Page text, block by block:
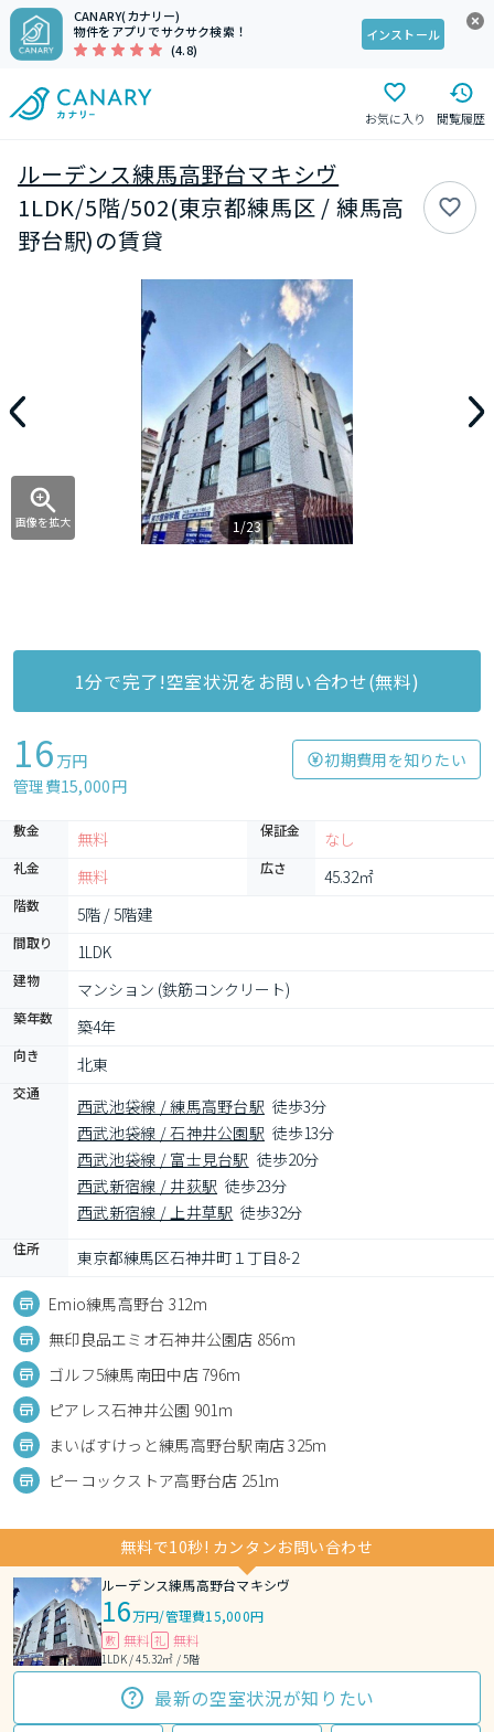
CANARY(カナリー)
物件をアプリでサクサク検索！
(4.8)
インストール
お気に入り 閲覧履歴
ルーデンス練馬高野台マキシヴ
1LDK/5階/502(東京都練馬区 / 練馬高
野台駅)の賃貸
画像を拡大 1/23
1分で完了!空室状況をお問い合わせ(無料)
16 万円
管理費15,000円
初期費用を知りたい
敷金 無料 保証金 なし
礼金 無料 広さ 45.32㎡
階数 5階 / 5階建
間取り 1LDK
建物 マンション (鉄筋コンクリート)
築年数 築4年
向き 北東
交通
西武池袋線 / 練馬高野台駅 徒歩3分
西武池袋線 / 石神井公園駅 徒歩13分
西武池袋線 / 富士見台駅 徒歩20分
西武新宿線 / 井荻駅 徒歩23分
西武新宿線 / 上井草駅 徒歩32分
住所 東京都練馬区石神井町１丁目8-2
Emio練馬高野台 312m
無印良品エミオ石神井公園店 856m
ゴルフ5練馬南田中店 796m
ピアレス石神井公園 901m
まいばすけっと練馬高野台駅南店 325m
ピーコックストア高野台店 251m
無料で10秒! カンタンお問い合わせ
ルーデンス練馬高野台マキシヴ
16万円/管理費15,000円
敷 無料 礼 無料
1LDK / 45.32㎡ / 5階
最新の空室状況が知りたい